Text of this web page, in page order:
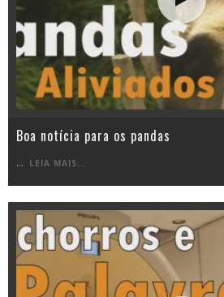
Boa notícia para os pandas
... LEIA MAIS...